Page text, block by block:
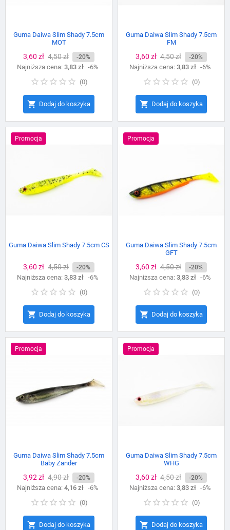
Guma Daiwa Slim Shady 7.5cm
MOT
Cena
3,60 zł Cena
podstawowa
4,50 zł -20%
Najniższa cena: 3,83 zł -6%
(0)
 Dodaj do koszyka
Guma Daiwa Slim Shady 7.5cm
FM
Cena
3,60 zł Cena
podstawowa
4,50 zł -20%
Najniższa cena: 3,83 zł -6%
(0)
 Dodaj do koszyka
Promocja
Guma Daiwa Slim Shady 7.5cm CS
Cena
3,60 zł Cena
podstawowa
4,50 zł -20%
Najniższa cena: 3,83 zł -6%
(0)
 Dodaj do koszyka
Promocja
Guma Daiwa Slim Shady 7.5cm
GFT
Cena
3,60 zł Cena
podstawowa
4,50 zł -20%
Najniższa cena: 3,83 zł -6%
(0)
 Dodaj do koszyka
Promocja
Guma Daiwa Slim Shady 7.5cm
Baby Zander
Cena
3,92 zł Cena
podstawowa
4,90 zł -20%
Najniższa cena: 4,16 zł -6%
(0)
 Dodaj do koszyka
Promocja
Guma Daiwa Slim Shady 7.5cm
WHG
Cena
3,60 zł Cena
podstawowa
4,50 zł -20%
Najniższa cena: 3,83 zł -6%
(0)
 Dodaj do koszyka